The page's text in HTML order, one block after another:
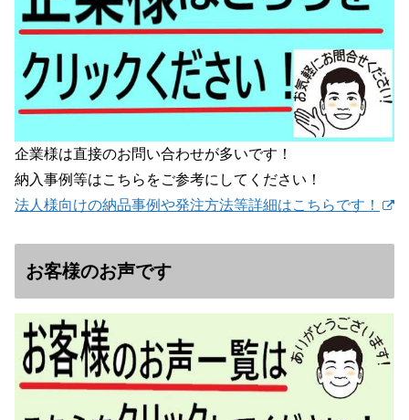
企業様は直接のお問い合わせが多いです！
納入事例等はこちらをご参考にしてください！
法人様向けの納品事例や発注方法等詳細はこちらです！
お客様のお声です